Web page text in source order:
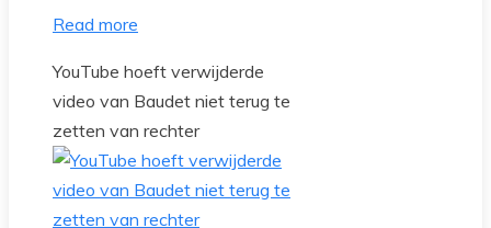
Read more
YouTube hoeft verwijderde
video van Baudet niet terug te
zetten van rechter